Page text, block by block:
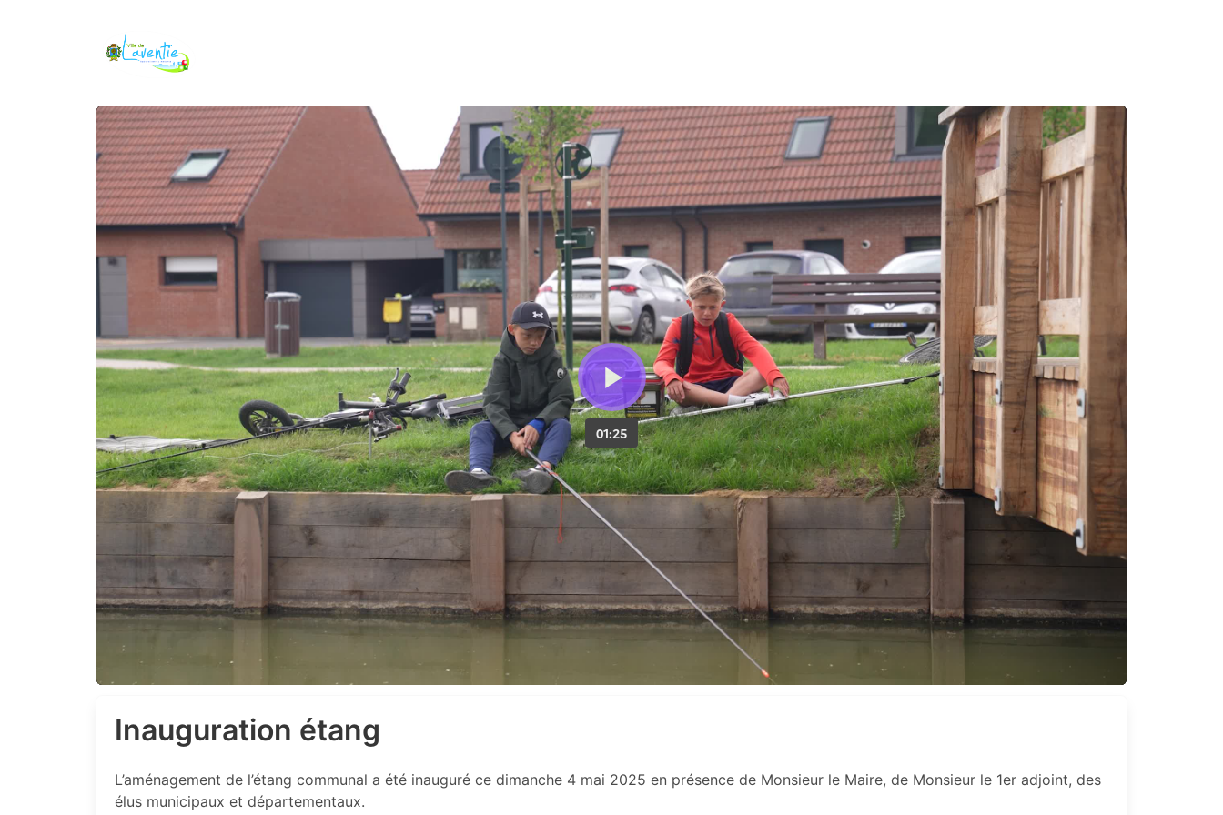
Inauguration étang
L’aménagement de l’étang communal a été inauguré ce dimanche 4 mai 2025 en présence de Monsieur le Maire, de Monsieur le 1er adjoint, des
élus municipaux et départementaux.